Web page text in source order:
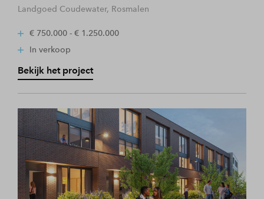
Landgoed Coudewater, Rosmalen
€ 750.000 - € 1.250.000
In verkoop
Bekijk het project